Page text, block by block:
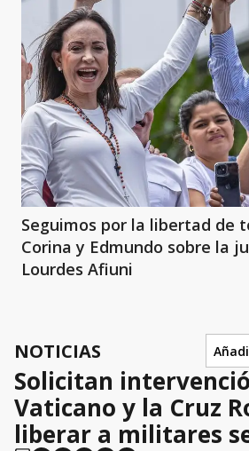
Seguimos por la libertad de
Corina y Edmundo sobre la
Lourdes Afiuni
NOTICIAS
Solicitan
Vaticano y la Cruz
liberar a militares